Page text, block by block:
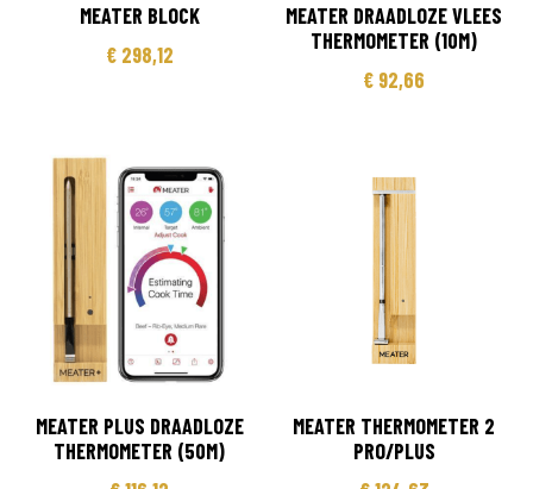
MEATER BLOCK
€298,12
MEATER DRAADLOZE VLEES
THERMOMETER (10M)
€ 92,66
MEATER PLUS DRAADLOZE
THERMOMETER (50M)
MEATER THERMOMETER 2
PRO/PLUS